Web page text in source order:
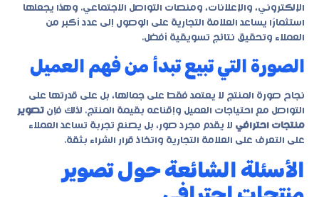
الإلكتروني، والإعلانات، ومنصات التواصل الاجتماعي. وهذا يجعلها
استثمارًا يساعد العلامة التجارية على الوصول إلى عدد أكبر من
العملاء وتحقيق نتائج تسويقية أفضل.
الصورة التي تبيع تبدأ من فهم العميل
نجاح صورة المنتج لا يعتمد فقط على جمالها، بل على قدرتها على
التواصل مع احتياجات العميل وإقناعه بقيمة المنتج. لذلك فإن تصوير
منتجات احترافي لا يقدم مجرد صور، بل يصنع تجربة تساعد العملاء
على التعرف على العلامة التجارية واتخاذ قرار الشراء بثقة.
الأسئلة الشائعة حول تصوير